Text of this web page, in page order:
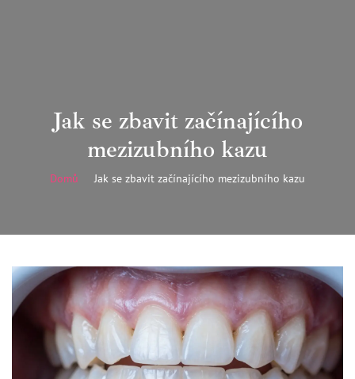
Jak se zbavit začínajícího
mezizubního kazu
Domů Jak se zbavit začínajícího mezizubního kazu